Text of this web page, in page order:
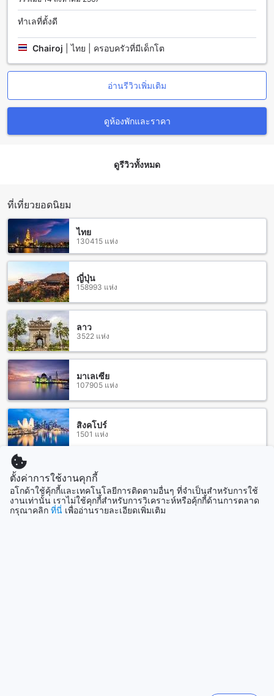
ไซส์ 1 เตียง ห้อง Superior King Bed ขนาด 20 ตารางเมตร มี
เตียงคิงไซส์ 1 เตียง และห้อง VIP King Bed ขนาด 23 ตาราง
การจองห้องพักที่โรงแรมสุขเกษมผ่าน Agoda จะมีประโยชน์อย่าง
มากสำหรับผู้ใช้ เนื่องจาก Agoda มีราคาที่ดีที่สุดและการจองที่
ง่ายและไม่ยุ่งยาก ทำให้ผู้ใช้สามารถเลือกจองห้องพักที่ตรงตาม
ความสุขในตัวเมืองน่าน
ตัวเมืองน่านเป็นที่ตั้งของโรงแรมสุขเกษมที่ตั้งอยู่ใจกลางเมือง
เที่ยวดังในเมืองน่านก็สะดวกสบาย เช่น วัดพระธาตุน่านที่เป็น
วัฒนธรรมและความอร่อยของอาหารท้องถิ่นได้ที่นี่
วิธีการเดินทางจากสนามบินใกล้เคียง ไปยังโรงแรมสุขเกษมในตัว
เมืองน่าน
โรงแรมสุขเกษมเป็นที่พักที่สะดวกสบายและมีบรรยากาศเป็น
ธรรมชาติที่สวยงามอยู่ในตัวเมืองน่าน หากคุณกำลังวางแผนท่อง
เที่ยวมาเยือนน่านและต้องการเข้าพักที่โรงแรมสุขเกษม นี่คือ
ข้อมูลเกี่ยวกับวิธีการเดินทางจากสนามบินใกล้เคียงไปยังโรงแรม
การเดินทางโดยรถยนต์เป็นวิธีที่สะดวกสบายที่สุดเมื่อเดินทางจาก
สนามบินใกล้เคียงไปยังโรงแรมสุขเกษม นั่งรถแท็กซี่หรือใช้
บริการรถรับส่งสนามบินก็เป็นทางเลือกที่ดี โดยสามารถจองรถ
แท็กซี่หรือรถรับส่งสนามบินล่วงหน้าได้ที่จุดจอดรถข้างนอกสนาม
บิน และใช้เวลาเดินทางประมาณ 30 นาทีเพื่อเดินทางไปยัง
โรงแรมสุขเกษม
นอกจากนี้ หากคุณต้องการประหยัดค่าใช้จ่าย คุณสามารถใช้
บริการรถบัสสาธารณะที่หยุดรับส่งโดยตรงที่สนามบิน โดยรถบัส
จะใช้เวลาเดินทางประมาณ 1 ชั่วโมงเพื่อเดินทางไปยังตัวเมือง
น่าน แล้วคุณสามารถเดินทางเดินเพียงไม่กี่นาทีเพื่อเข้าสู่โรงแรม
สุขเกษม
สถานที่ท่องเที่ยวใกล้เคียงโรงแรมสุขเกษม
โรงแรมสุขเกษม ตั้งอยู่ในทำเลที่ยอดเยี่ยมในจังหวัดน่าน และใกล้
กับหลายสถานที่ท่องเที่ยวน่าสนใจ บริเวณใกล้เคียงมีวัดภูมินทร์
วัดมิ่งเมือง วัดศรีพันต้น พิพิธภัณฑ์แห่งชาติน่าน วัดหัวข่วง ถนน
ทำเลที่ตั้งดี
Chairoj |ไทย | ครอบครัวที่มีเด็กโต
อ่านรีวิวเพิ่มเติม
ดูห้องพักและราคา
ดูรีวิวทั้งหมด
ที่เที่ยวยอดนิยม
ไทย
130415 แห่ง
ญี่ปุ่น
158993 แห่ง
ลาว
3522 แห่ง
มาเลเซีย
107905 แห่ง
สิงคโปร์
1501 แห่ง
ดูทั้งหมด
ตั้งค่าการใช้งานคุกกี้
อโกด้าใช้คุ้กกี้และเทคโนโลยีการติดตามอื่นๆ ที่จำเป็นสำหรับการใช้
งานเท่านั้น เราไม่ใช้คุกกี้สำหรับการวิเคราะห์หรือคุ้กกี้ด้านการตลาด
กรุณาคลิก ที่นี่ เพื่ออ่านรายละเอียดเพิ่มเติม